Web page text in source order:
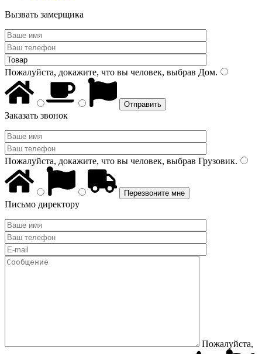
Вызвать замерщика
Пожалуйста, докажите, что вы человек, выбрав Дом.
Заказать звонок
Пожалуйста, докажите, что вы человек, выбрав Грузовик.
Письмо директору
Пожалуйста,